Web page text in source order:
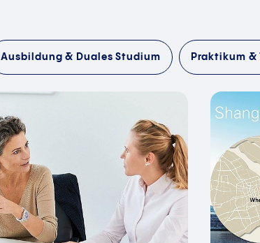
Ausbildung & Duales Studium Praktikum &